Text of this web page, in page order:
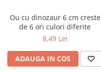
Raportoare
Compasuri
Truse geometrie
Socotitori și bețisoare pentru
numărat
Ou cu dinozaur 6 cm creste
de 6 ori culori diferite
8,49 Lei
ADAUGA IN COS